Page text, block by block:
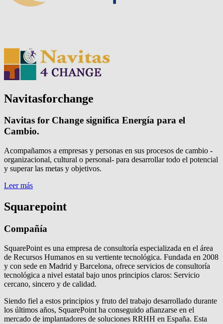
Navitasforchange
Navitas for Change significa Energía para el
Cambio.
Acompañamos a empresas y personas en sus procesos de cambio -
organizacional, cultural o personal- para desarrollar todo el potencial
y superar las metas y objetivos.
Leer más
Squarepoint
Compañía
SquarePoint es una empresa de consultoría especializada en el área
de Recursos Humanos en su vertiente tecnológica. Fundada en 2008
y con sede en Madrid y Barcelona, ofrece servicios de consultoría
tecnológica a nivel estatal bajo unos principios claros: Servicio
cercano, sincero y de calidad.
Siendo fiel a estos principios y fruto del trabajo desarrollado durante
los últimos años, SquarePoint ha conseguido afianzarse en el
mercado de implantadores de soluciones RRHH en España. Esta